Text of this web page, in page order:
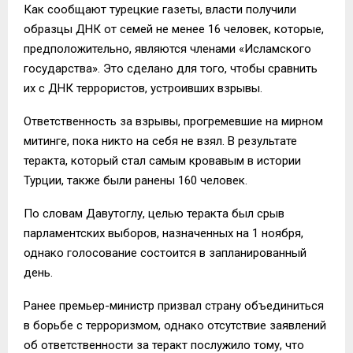
Как сообщают турецкие газеты, власти получили
образцы ДНК от семей не менее 16 человек, которые,
предположительно, являются членами «Исламского
государства». Это сделано для того, чтобы сравнить
их с ДНК террористов, устроивших взрывы.
Ответственность за взрывы, прогремевшие на мирном
митинге, пока никто на себя не взял. В результате
теракта, который стал самым кровавым в истории
Турции, также были ранены 160 человек.
По словам Давутоглу, целью теракта был срыв
парламентских выборов, назначенных на 1 ноября,
однако голосование состоится в запланированный
день.
Ранее премьер-министр призвал страну объединиться
в борьбе с терроризмом, однако отсутствие заявлений
об ответственности за теракт послужило тому, что